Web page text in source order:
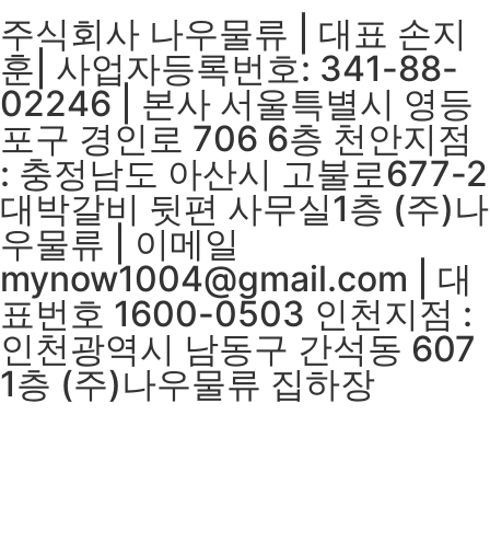
주식회사 나우물류 | 대표 손지
훈| 사업자등록번호: 341-88-
02246 | 본사 서울특별시 영등
포구 경인로 706 6층 천안지점
: 충정남도 아산시 고불로677-2
대박갈비 뒷편 사무실1층 (주)나
우물류 | 이메일
mynow1004@gmail.com | 대
표번호 1600-0503 인천지점 :
인천광역시 남동구 간석동 607
1층 (주)나우물류 집하장